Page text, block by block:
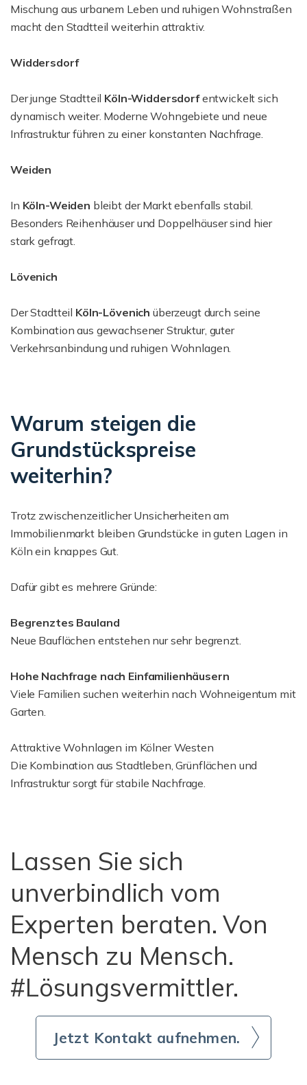
Mischung aus urbanem Leben und ruhigen Wohnstraßen
macht den Stadtteil weiterhin attraktiv.
Widdersdorf
Der junge Stadtteil Köln-Widdersdorfentwickelt sich
dynamisch weiter. Moderne Wohngebiete und neue
Infrastruktur führen zu einer konstanten Nachfrage.
Weiden
In Köln-Weiden bleibt der Markt ebenfalls stabil.
Besonders Reihenhäuser und Doppelhäuser sind hier
stark gefragt.
Lövenich
Der Stadtteil Köln-Lövenich überzeugt durch seine
Kombination aus gewachsener Struktur, guter
Verkehrsanbindung und ruhigen Wohnlagen.
Warum steigen die
Grundstückspreise
weiterhin?
Trotz zwischenzeitlicher Unsicherheiten am
Immobilienmarkt bleiben Grundstücke in guten Lagen in
Köln ein knappes Gut.
Dafür gibt es mehrere Gründe:
Begrenztes Bauland
Neue Bauflächen entstehen nur sehr begrenzt.
Hohe Nachfrage nach Einfamilienhäusern
Viele Familien suchen weiterhin nach Wohneigentum mit
Garten.
Attraktive Wohnlagen im Kölner Westen
Die Kombination aus Stadtleben, Grünflächen und
Infrastruktur sorgt für stabile Nachfrage.
Lassen Sie sich
unverbindlich vom
Experten beraten. Von
Mensch zu Mensch.
#Lösungsvermittler.
Jetzt Kontakt aufnehmen.